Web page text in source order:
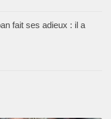
fait ses adieux : il a